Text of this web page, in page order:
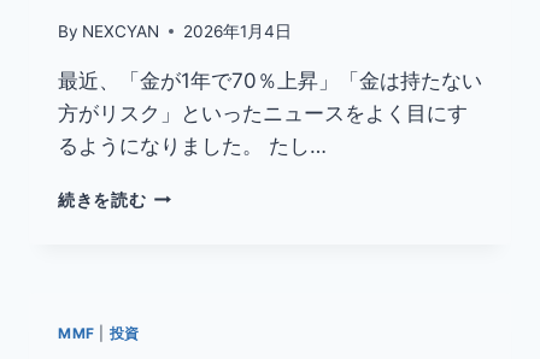
By NEXCYAN 2026年1月4日
最近、「金が1年で70％上昇」「金は持たない
方がリスク」といったニュースをよく目にす
るようになりました。 たし…
続きを読む金
MMF 投資